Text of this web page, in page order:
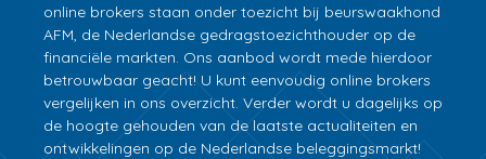
online brokers staan onder toezicht bij beurswaakhond
AFM, de Nederlandse gedragstoezichthouder op de
financiële markten. Ons aanbod wordt mede hierdoor
betrouwbaar geacht! U kunt eenvoudig online brokers
vergelijken in ons overzicht. Verder wordt u dagelijks op
de hoogte gehouden van de laatste actualiteiten en
ontwikkelingen op de Nederlandse beleggingsmarkt!